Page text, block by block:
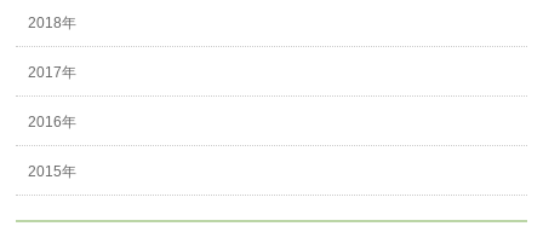
2018年
2017年
2016年
2015年